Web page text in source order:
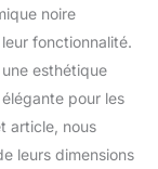
noire
fonctionnalité.
esthétique
pour les
article, nous
leurs dimensions